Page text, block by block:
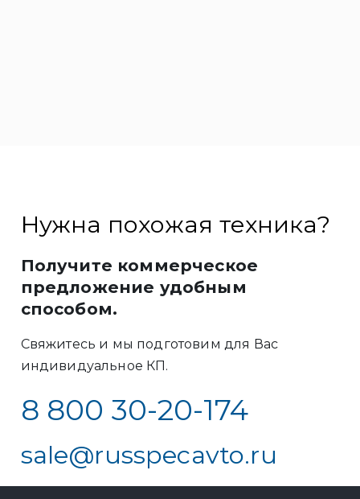
Нужна похожая техника?
Получите коммерческое
предложение удобным
способом.
Свяжитесь и мы подготовим для Вас
индивидуальное КП.
8 800 30-20-174
sale@russpecavto.ru